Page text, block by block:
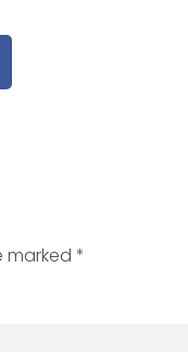
marked *